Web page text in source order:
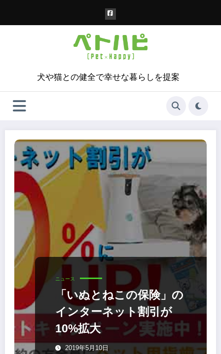
犬や猫との健全で幸せな暮らしを提案
ニュース
「いぬとねこの保険」の
インターネット割引が
10%拡大
2019年5月10日